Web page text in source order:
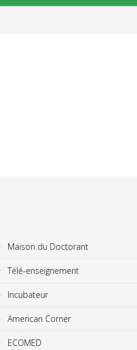
Maison du Doctorant
Télé-enseignement
Incubateur
American Corner
ECOMED